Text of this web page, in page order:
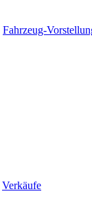
Fahrzeug-
Verkäufe